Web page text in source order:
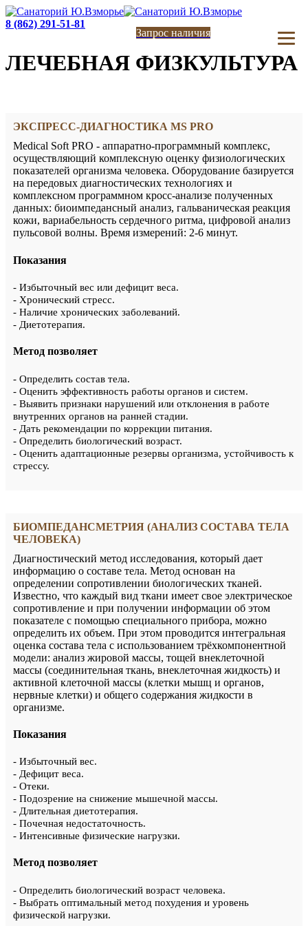
8 (862) 291-51-81
Запрос наличия
ЛЕЧЕБНАЯ ФИЗКУЛЬТУРА
ЭКСПРЕСС-ДИАГНОСТИКА MS PRO
Medical Soft PRO - аппаратно-программный комплекс,
осуществляющий комплексную оценку физиологических
показателей организма человека. Оборудование базируется
на передовых диагностических технологиях и
комплексном программном кросс-анализе полученных
данных: биоимпедансный анализ, гальваническая реакция
кожи, вариабельность сердечного ритма, цифровой анализ
пульсовой волны. Время измерений: 2-6 минут.
Показания
- Избыточный вес или дефицит веса.
- Хронический стресс.
- Наличие хронических заболеваний.
- Диетотерапия.
Метод позволяет
- Определить состав тела.
- Оценить эффективность работы органов и систем.
- Выявить признаки нарушений или отклонения в работе
внутренних органов на ранней стадии.
- Дать рекомендации по коррекции питания.
- Определить биологический возраст.
- Оценить адаптационные резервы организма, устойчивость к
стрессу.
БИОМПЕДАНСМЕТРИЯ (АНАЛИЗ СОСТАВА ТЕЛА
ЧЕЛОВЕКА)
Диагностический метод исследования, который дает
информацию о составе тела. Метод основан на
определении сопротивлении биологических тканей.
Известно, что каждый вид ткани имеет свое электрическое
сопротивление и при получении информации об этом
показателе с помощью специального прибора, можно
определить их объем. При этом проводится интегральная
оценка состава тела с использованием трёхкомпонентной
модели: анализ жировой массы, тощей внеклеточной
массы (соединительная ткань, внеклеточная жидкость) и
активной клеточной массы (клетки мышц и органов,
нервные клетки) и общего содержания жидкости в
организме.
Показания
- Избыточный вес.
- Дефицит веса.
- Отеки.
- Подозрение на снижение мышечной массы.
- Длительная диетотерапия.
- Почечная недостаточность.
- Интенсивные физические нагрузки.
Метод позволяет
- Определить биологический возраст человека.
- Выбрать оптимальный метод похудения и уровень
физической нагрузки.